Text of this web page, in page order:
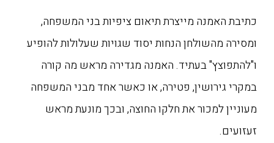
כתיבת האמנה מייצרת תיאום ציפיות בני המשפחה,
ומסירה מהשולחן הנחות יסוד שגויות שעלולות להופיע
ו"להתפוצץ" בעתיד. האמנה מגדירה מראש מה קורה
במקרי גירושין, פטירה, או כאשר אחד מבני המשפחה
מעוניין למכור את חלקו החוצה, ובכך מונעת מראש
זעזועים.